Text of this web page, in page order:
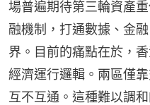
場普遍期待第三輪資產
融機制，打通數據、金
界。目前的痛點在於，
經濟運行邏輯。兩區僅
互不互通。這種難以調